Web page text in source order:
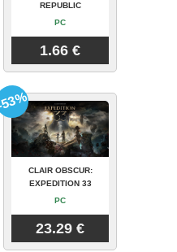
REPUBLIC
PC
1.66 €
CLAIR OBSCUR:
EXPEDITION 33
PC
23.29 €